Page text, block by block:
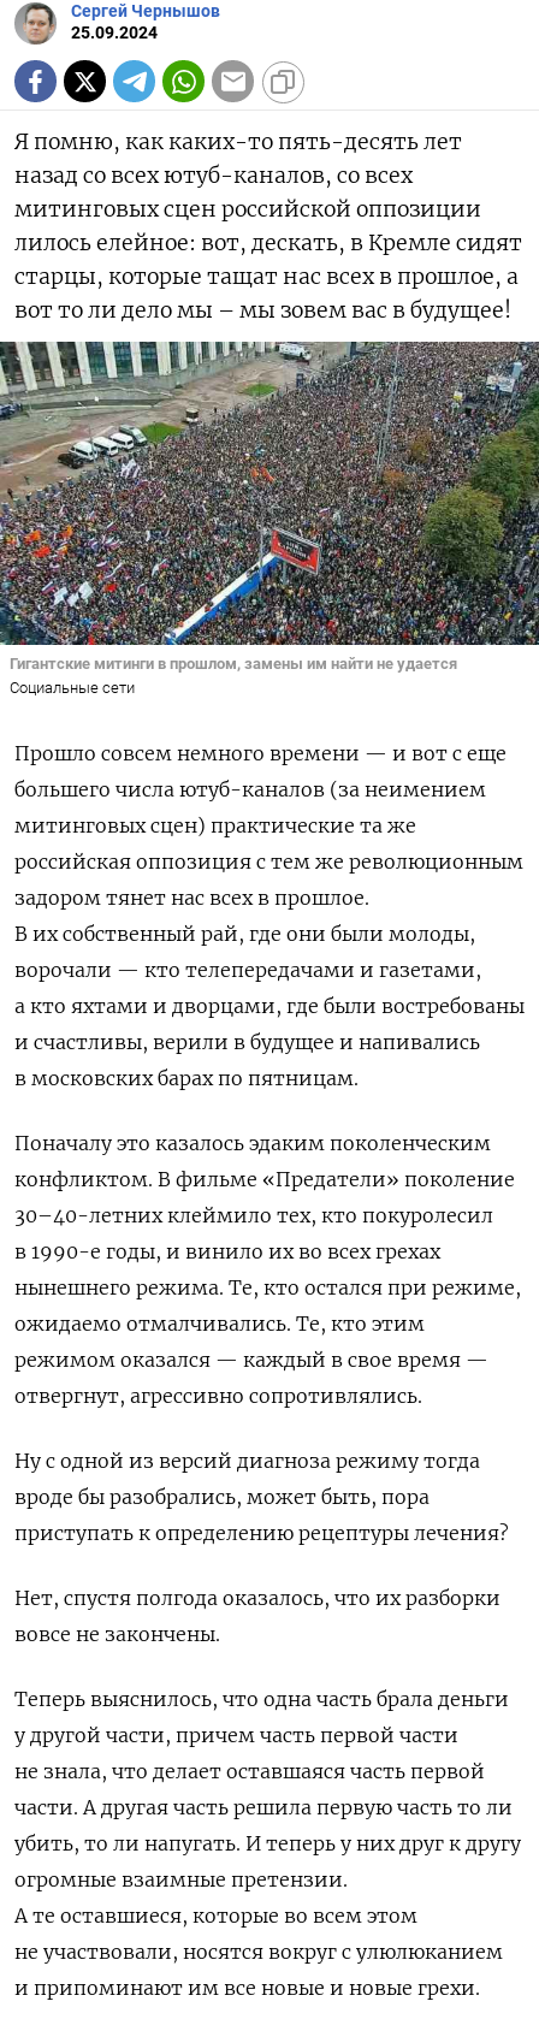
Сергей Чернышов
25.09.2024
Я помню, как каких-то пять-десять лет
назад со всех ютуб-каналов, со всех
митинговых сцен российской оппозиции
лилось елейное: вот, дескать, в Кремле сидят
старцы, которые тащат нас всех в прошлое, а
вот то ли дело мы – мы зовем вас в будущее!
Гигантские митинги в прошлом, замены им найти не удается
Социальные сети
Прошло совсем немного времени — и вот с еще
большего числа ютуб-каналов (за неимением
митинговых сцен) практические та же
российская оппозиция с тем же революционным
задором тянет нас всех в прошлое.
В их собственный рай, где они были молоды,
ворочали — кто телепередачами и газетами,
а кто яхтами и дворцами, где были востребованы
и счастливы, верили в будущее и напивались
в московских барах по пятницам.
Поначалу это казалось эдаким поколенческим
конфликтом. В фильме «Предатели» поколение
30–40-летних клеймило тех, кто покуролесил
в 1990-е годы, и винило их во всех грехах
нынешнего режима. Те, кто остался при режиме,
ожидаемо отмалчивались. Те, кто этим
режимом оказался — каждый в свое время —
отвергнут, агрессивно сопротивлялись.
Ну с одной из версий диагноза режиму тогда
вроде бы разобрались, может быть, пора
приступать к определению рецептуры лечения?
Нет, спустя полгода оказалось, что их разборки
вовсе не закончены.
Теперь выяснилось, что одна часть брала деньги
у другой части, причем часть первой части
не знала, что делает оставшаяся часть первой
части. А другая часть решила первую часть то ли
убить, то ли напугать. И теперь у них друг к другу
огромные взаимные претензии.
А те оставшиеся, которые во всем этом
не участвовали, носятся вокруг с улюлюканием
и припоминают им все новые и новые грехи.